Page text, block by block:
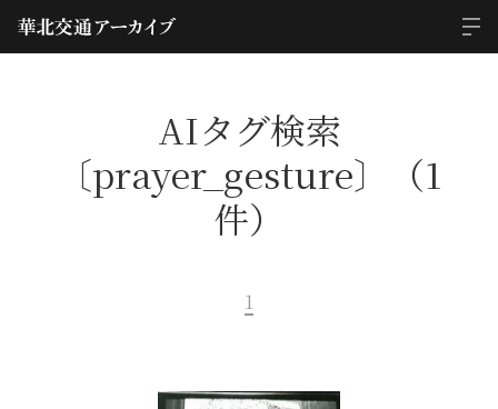
AIタグ検索
〔prayer_gesture〕（1
件）
1